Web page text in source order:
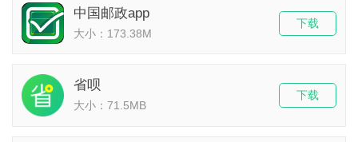
中国邮政app
大小：173.38M
下载
省呗
大小：71.5MB
下载